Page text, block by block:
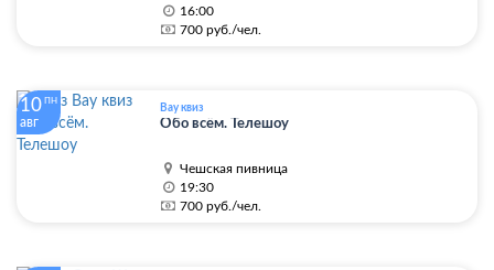
16:00
700 руб./чел.
10 ПН
авг
Вау квиз
Обо всём. Телешоу
Чешская пивница
19:30
700 руб./чел.